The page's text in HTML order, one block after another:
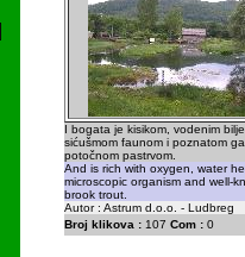
I bogata je kisikom, vodenim
sićušmom faunom i poznatom
potočnom pastrvom.
And is rich with oxygen, water
microscopic organism and well-
brook trout.
Autor : Astrum d.o.o. - Ludbreg
Broj klikova : 107 Com : 0